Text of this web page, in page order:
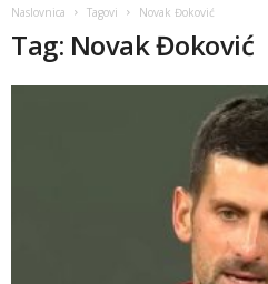
Naslovnica Tagovi Novak Đoković
Tag: Novak Đoković